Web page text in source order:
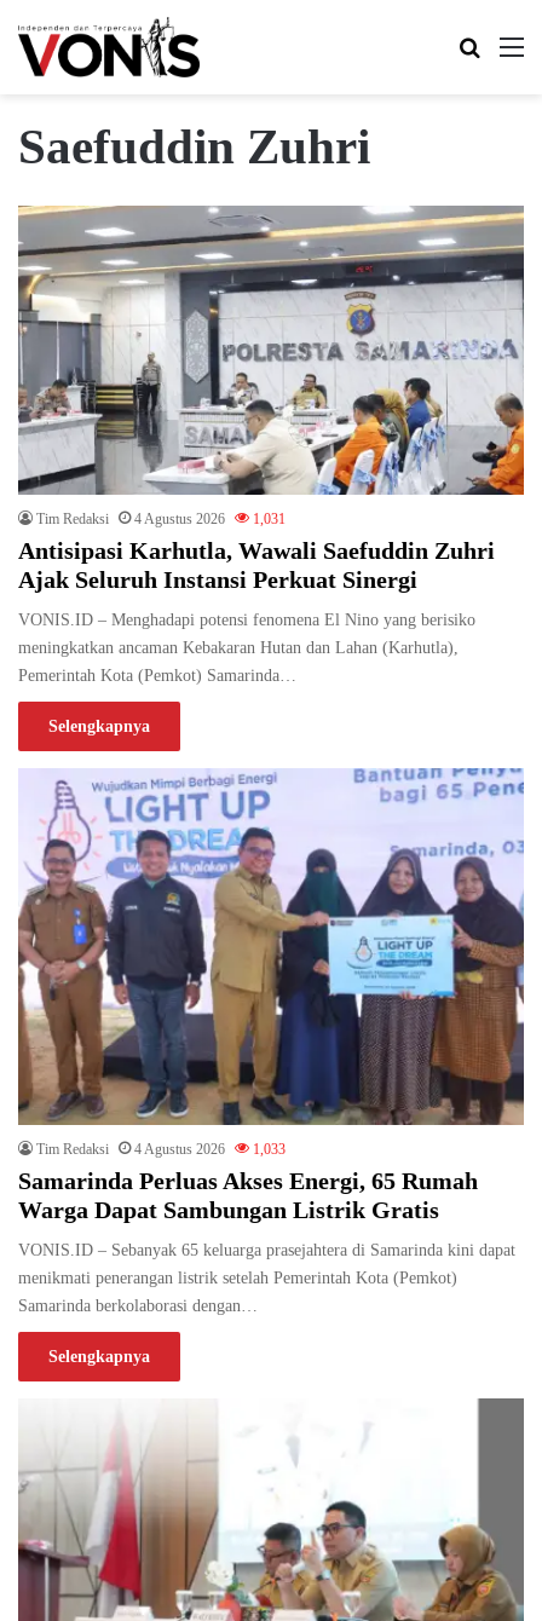
Saefuddin Zuhri
Tim Redaksi 4 Agustus 2026 1,031
Antisipasi Karhutla, Wawali Saefuddin Zuhri
Ajak Seluruh Instansi Perkuat Sinergi
VONIS.ID – Menghadapi potensi fenomena El Nino yang berisiko
meningkatkan ancaman Kebakaran Hutan dan Lahan (Karhutla),
Pemerintah Kota (Pemkot) Samarinda…
Selengkapnya
Tim Redaksi 4 Agustus 2026 1,033
Samarinda Perluas Akses Energi, 65 Rumah
Warga Dapat Sambungan Listrik Gratis
VONIS.ID – Sebanyak 65 keluarga prasejahtera di Samarinda kini dapat
menikmati penerangan listrik setelah Pemerintah Kota (Pemkot)
Samarinda berkolaborasi dengan…
Selengkapnya